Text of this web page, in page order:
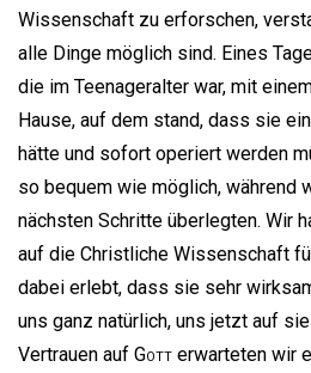
Wissenschaft zu erforschen,
alle Dinge möglich sind. Eines
die im Teenageralter war, mit
Hause, auf dem stand, dass sie
hätte und sofort operiert werden
so bequem wie möglich, während
nächsten Schritte überlegten. Wir
auf die Christliche Wissenschaft
dabei erlebt, dass sie sehr
uns ganz natürlich, uns jetzt auf
Vertrauen auf Gott erwarteten wir